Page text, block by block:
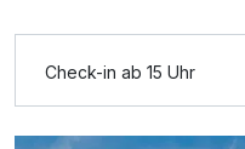
Check-in ab 15 Uhr